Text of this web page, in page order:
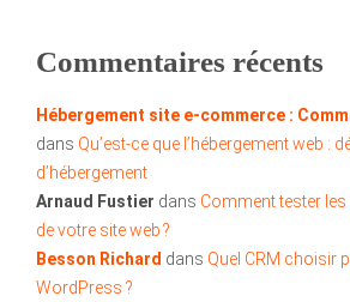
Commentaires récents
Hébergement site e-commerce :
dans Qu’est-ce que l’hébergement web :
d’hébergement
Arnaud Fustier dans Comment tester
de votre site web ?
Besson Richard dans Quel CRM choisir
WordPress ?